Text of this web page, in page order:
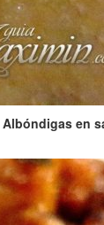
Albóndigas en